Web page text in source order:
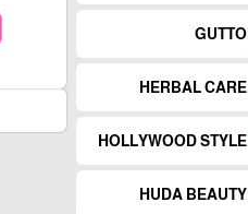
GUTTO
HERBAL CARE
HOLLYWOOD STYLE
HUDA BEAUTY